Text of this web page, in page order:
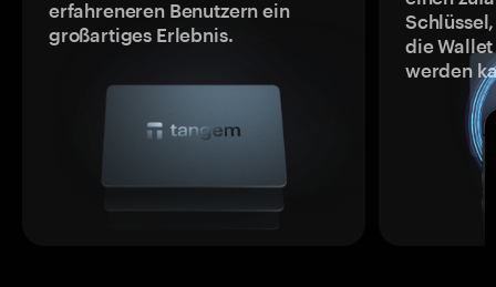
erfahreneren Benutzern ein
großartiges Erlebnis.
die
werden